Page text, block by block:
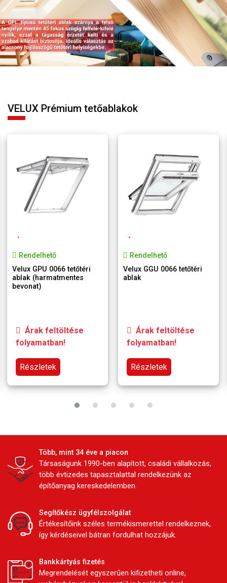
VELUX Prémium tetőablakok
Rendelhető
Velux GPU 0066 tetőtéri
ablak (harmatmentes
bevonat)
Árak feltöltése
folyamatban!
Részletek
Rendelhető
Velux GGU 0066 tetőtéri
ablak
Árak feltöltése
folyamatban!
Részletek
Több, mint 34 éve a piacon
Társaságunk 1990-ben alapított, családi vállalkozás,
több évtizedes tapasztalattal rendelkezünk az
építőanyag kereskedelemben.
Segítőkész ügyfélszolgálat
Értékesítőink széles termékismerettel rendelkeznek,
így kérdéseivel bátran fordulhat hozzájuk.
Bankkártyás fizetés
Megrendelését egyszerűen kifizetheti online,